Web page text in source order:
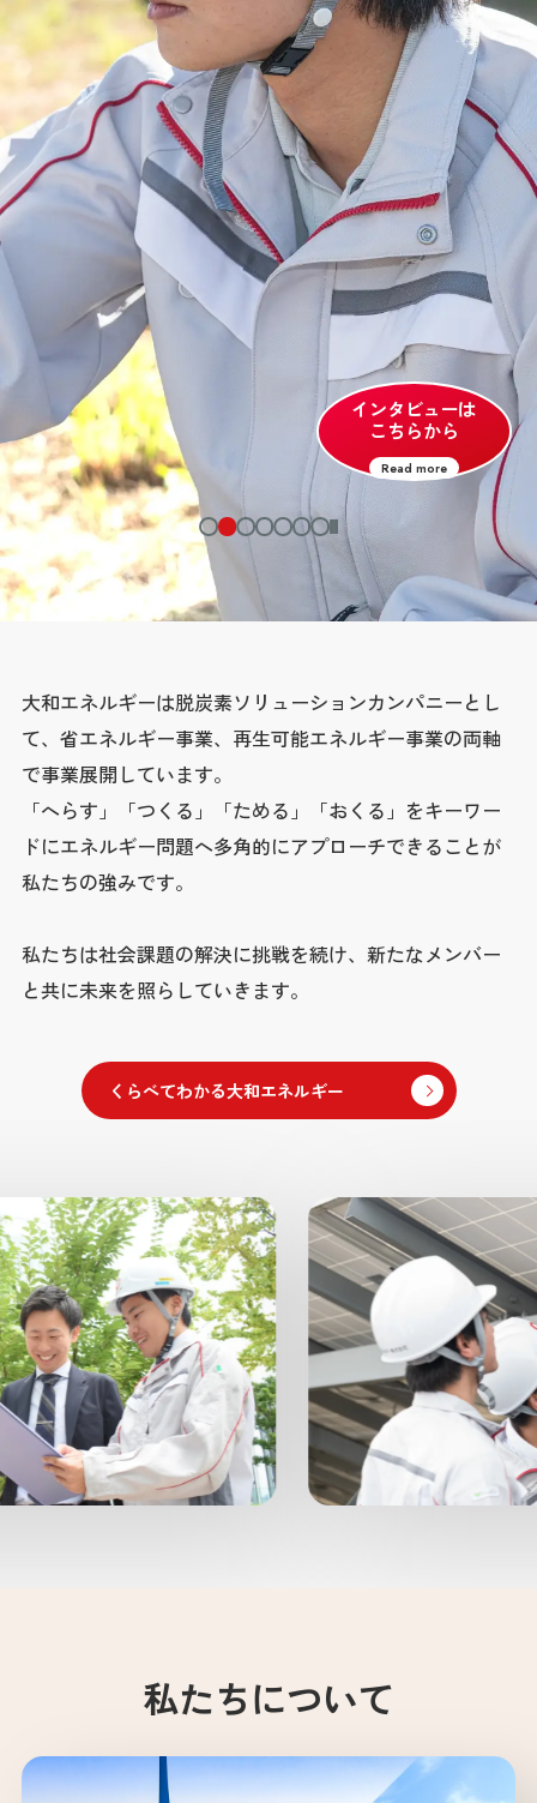
インタビューは
こちらから
Read more
大和エネルギーは脱炭素ソリューションカンパニーとし
て、 省エネルギー事業、再生可能エネルギー事業の両軸
で事業展開しています。
「へらす」「つくる」「ためる」「おくる」をキーワー
ドにエネルギー問題へ多角的にアプローチできることが
私たちの強みです。
私たちは社会課題の解決に挑戦を続け、新たなメンバー
と共に未来を照らしていきます。
くらべてわかる大和エネルギー
私たちについて